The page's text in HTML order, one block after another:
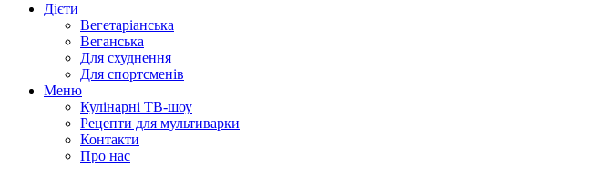
Дієти
Вегетаріанська
Веганська
Для схуднення
Для спортсменів
Меню
Кулінарні ТВ-шоу
Рецепти для мультиварки
Контакти
Про нас